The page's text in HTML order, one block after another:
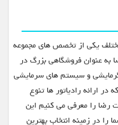
یکی از تخصص های مجموعه
به عنوان فروشگاهی بزرگ در
و سیستم های سرمایشی
ارائه رادیاتور ها تنوع
رضا را معرفی می کنیم این
را در زمینه انتخاب بهترین